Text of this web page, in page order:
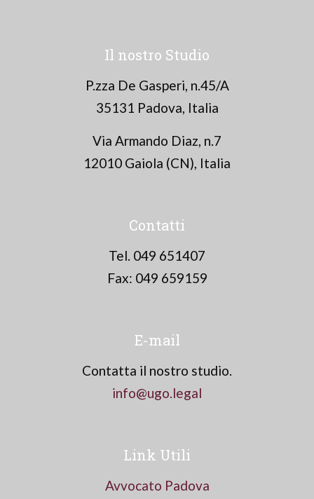
Il nostro Studio
P.zza De Gasperi, n.45/A
35131 Padova, Italia
Via Armando Diaz, n.7
12010 Gaiola (CN), Italia
Contatti
Tel. 049 651407
Fax: 049 659159
E-mail
Contatta il nostro studio.
info@ugo.legal
Link Utili
Avvocato Padova